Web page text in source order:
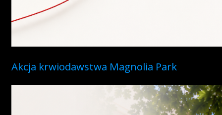
Akcja krwiodawstwa Magnolia Park